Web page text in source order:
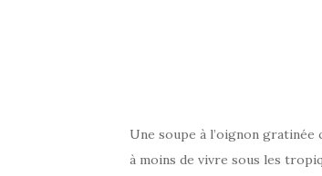
Une soupe à l’oignon gratinée
à moins de vivre sous les